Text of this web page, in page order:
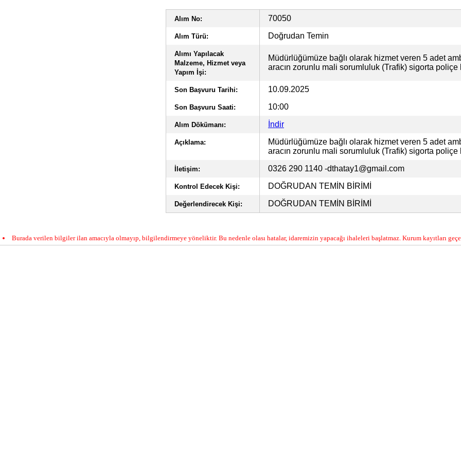
Alım No: 70050
Alım Türü: Doğrudan Temin
Alımı Yapılacak
Malzeme, Hizmet veya
Yapım İşi:
Müdürlüğümüze bağlı olarak hizmet veren 5 adet
aracın zorunlu mali sorumluluk (Trafik) sigorta poliçe
Son Başvuru Tarihi: 10.09.2025
Son Başvuru Saati: 10:00
Alım Dökümanı: İndir
Açıklama:
Müdürlüğümüze bağlı olarak hizmet veren 5 adet
aracın zorunlu mali sorumluluk (Trafik) sigorta poliçe
İletişim: 0326 290 1140 -dthatay1@gmail.com
Kontrol Edecek Kişi: DOĞRUDAN TEMİN BİRİMİ
Değerlendirecek Kişi: DOĞRUDAN TEMİN BİRİMİ
Burada verilen bilgiler ilan amacıyla olmayıp, bilgilendirmeye yöneliktir. Bu nedenle olası hatalar, idaremizin yapacağı ihaleleri başlatmaz. Kurum kayıtları